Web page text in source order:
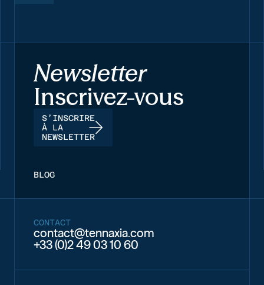
Newsletter
Inscrivez-vous
S’INSCRIRE
À LA
NEWSLETTER
BLOG
CONTACT
contact@tennaxia.com
+33 (0)2 49 03 10 60